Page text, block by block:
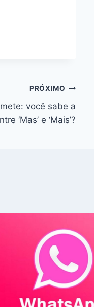
PRÓXIMO
você sabe a
‘Mas’ e ‘Mais’?